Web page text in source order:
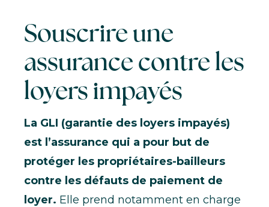
Souscrire une
assurance contre les
loyers impayés
La GLI (garantie des loyers impayés)
est l’assurance qui a pour but de
protéger les propriétaires-bailleurs
contre les défauts de paiement de
loyer. Elle prend notamment en charge